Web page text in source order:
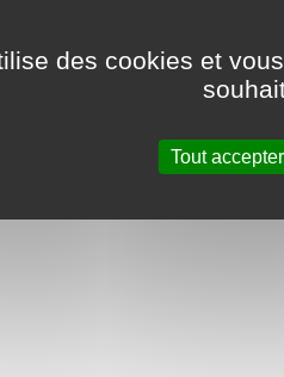
des cookies et
Tout accepter